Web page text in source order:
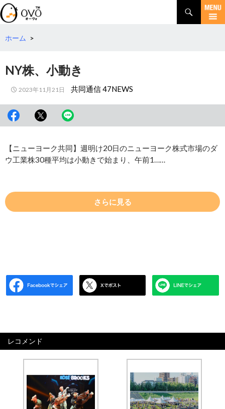
検
索
コ
テホーム >
NY株、小動き
2023年11月21日 共同通信 47NEWS
【ニューヨーク共同】週明け20日のニューヨーク株式市場のダ
ウ工業株30種平均は小動きで始まり、午前1……
さらに見る
レコメンド